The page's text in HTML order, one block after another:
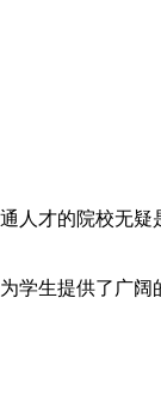
人才的院校无
学生提供了广